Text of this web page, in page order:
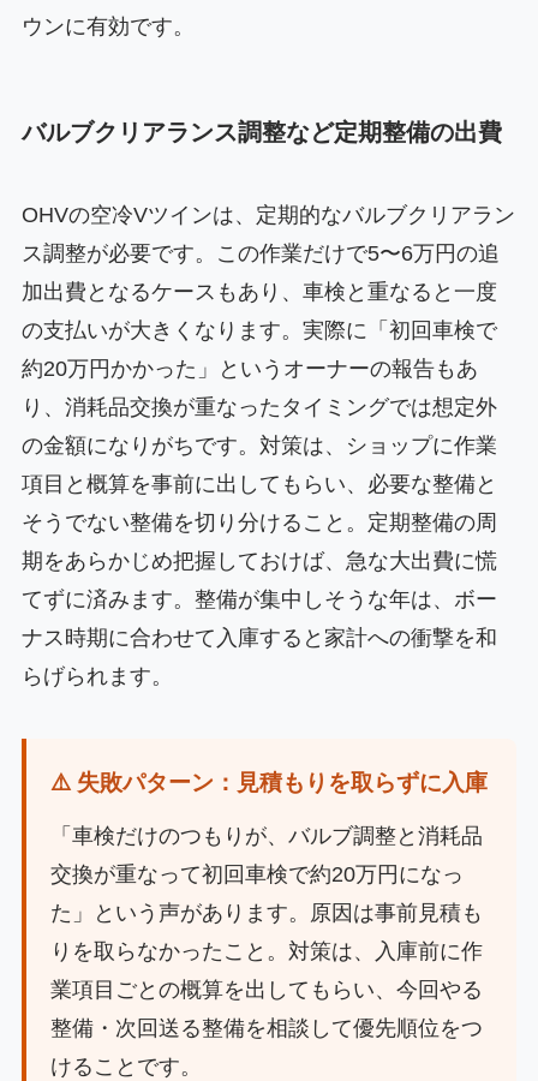
ウンに有効です。
バルブクリアランス調整など定期整備の出費
OHVの空冷Vツインは、定期的なバルブクリアラン
ス調整が必要です。この作業だけで5〜6万円の追
加出費となるケースもあり、車検と重なると一度
の支払いが大きくなります。実際に「初回車検で
約20万円かかった」というオーナーの報告もあ
り、消耗品交換が重なったタイミングでは想定外
の金額になりがちです。対策は、ショップに作業
項目と概算を事前に出してもらい、必要な整備と
そうでない整備を切り分けること。定期整備の周
期をあらかじめ把握しておけば、急な大出費に慌
てずに済みます。整備が集中しそうな年は、ボー
ナス時期に合わせて入庫すると家計への衝撃を和
らげられます。
⚠️ 失敗パターン：見積もりを取らずに入庫
「車検だけのつもりが、バルブ調整と消耗品
交換が重なって初回車検で約20万円になっ
た」という声があります。原因は事前見積も
りを取らなかったこと。対策は、入庫前に作
業項目ごとの概算を出してもらい、今回やる
整備・次回送る整備を相談して優先順位をつ
けることです。